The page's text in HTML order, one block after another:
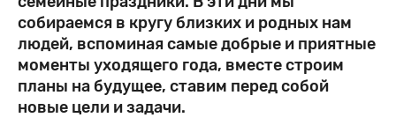
собираемся в кругу близких и родных нам
людей, вспоминая самые добрые и приятные
моменты уходящего года, вместе строим
планы на будущее, ставим перед собой
новые цели и задачи.